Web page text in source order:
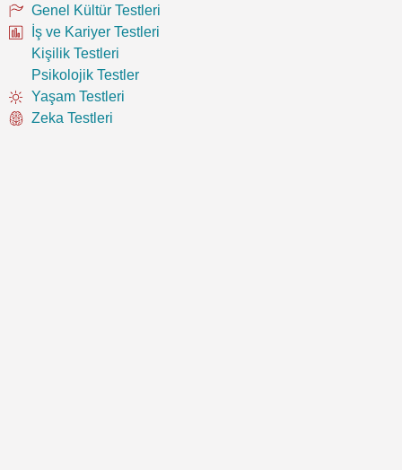
Genel Kültür Testleri
İş ve Kariyer Testleri
Kişilik Testleri
Psikolojik Testler
Yaşam Testleri
Zeka Testleri